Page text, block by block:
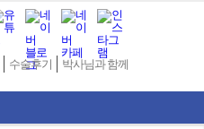
수술후기 박사님과 함께